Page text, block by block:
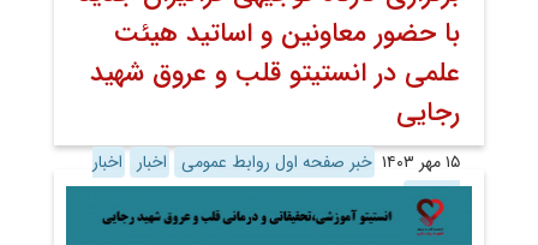
با حضور معاونین و اساتید هیئت
علمی در انستیتو قلب و عروق شهید
رجایی
۱۵ مهر ۱۴۰۳ خبر صفحه اول روابط عمومی اخبار
اخبار
تصویری